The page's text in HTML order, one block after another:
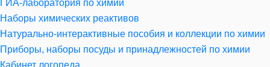
ГИА-лаборатория по химии
Наборы химических реактивов
Натурально-интерактивные пособия и коллекции по химии
Приборы, наборы посуды и принадлежностей по химии